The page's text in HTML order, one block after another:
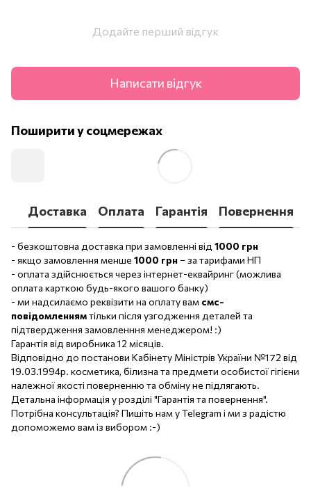
Додайте перший відгук
Написати відгук
Поширити у соцмережах
Доставка Оплата Гарантія Повернення
- безкоштовна доставка при замовленні від 1000 грн
- якщо замовлення менше 1000 грн– за тарифами НП
- оплата здійснюється через інтернет-еквайринг (можлива
оплата карткою будь-якого вашого банку)
- ми надсилаємо реквізити на оплату вам смс-
повідомленнямтільки після узгодження деталей та
підтвердження замовленння менеджером! :)
Гарантія від виробника 12 місяців.
Відповідно до постанови Кабінету Міністрів України №172 від
19.03.1994р. косметика, білизна та предмети особистої гігієни
належної якості поверненню та обміну не підлягають.
Детальна інформація у розділі "Гарантія та повернення".
Потрібна консультація? Пишіть нам у Telegram і ми з радістю
допоможемо вам із вибором :-)